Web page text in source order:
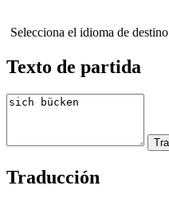
Selecciona el idioma de destino
Texto de partida
Traducción